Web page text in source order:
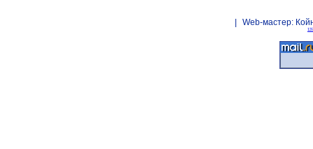
Web-мастер: